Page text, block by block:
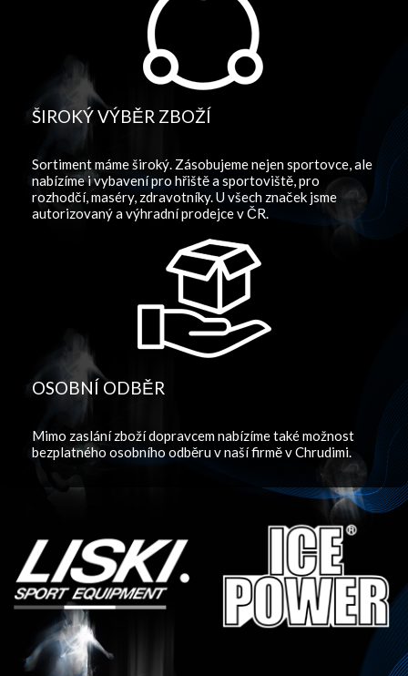
ŠIROKÝ VÝBĚR ZBOŽÍ
Sortiment máme široký. Zásobujeme nejen sportovce, ale
nabízíme i vybavení pro hřiště a sportoviště, pro
rozhodčí, maséry, zdravotníky. U všech značek jsme
autorizovaný a výhradní prodejce v ČR.
OSOBNÍ ODBĚR
Mimo zaslání zboží dopravcem nabízíme také možnost
bezplatného osobního odběru v naší firmě v Chrudimi.